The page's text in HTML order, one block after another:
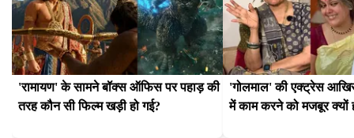
'रामायण' के सामने बॉक्स ऑफिस पर पहाड़ की
तरह कौन सी फिल्म खड़ी हो गई?
'गोलमाल' की एक्ट्रेस
में काम करने को मजबूर क्यों